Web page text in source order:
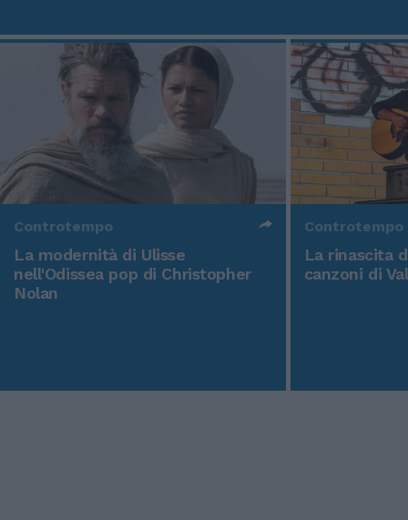
Controtempo
La modernità di Ulisse
nell'Odissea pop di Christopher
Nolan
Controtempo
La rinascita
canzoni di